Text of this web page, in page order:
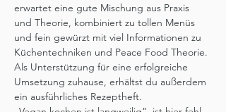
erwartet eine gute Mischung aus Praxis
und Theorie, kombiniert zu tollen Menüs
und fein gewürzt mit viel Informationen zu
Küchentechniken und Peace Food Theorie.
Als Unterstützung für eine erfolgreiche
Umsetzung zuhause, erhältst du außerdem
ein ausführliches Rezeptheft.